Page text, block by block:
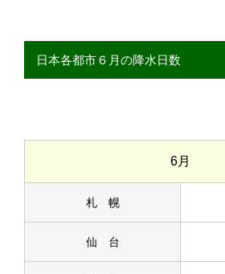
日本各都市６月の降水日数
6月
札 幌
仙 台